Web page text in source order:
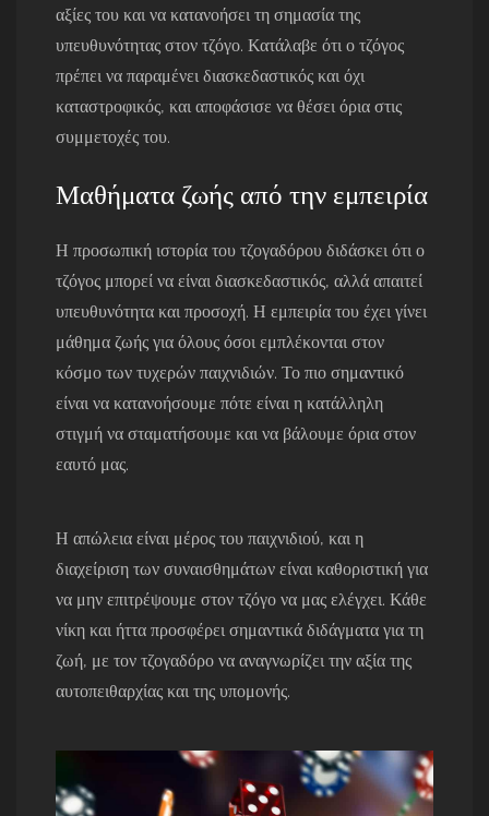
αξίες του και να κατανοήσει τη σημασία της
υπευθυνότητας στον τζόγο. Κατάλαβε ότι ο τζόγος
πρέπει να παραμένει διασκεδαστικός και όχι
καταστροφικός, και αποφάσισε να θέσει όρια στις
συμμετοχές του.
Μαθήματα ζωής από την εμπειρία
Η προσωπική ιστορία του τζογαδόρου διδάσκει ότι ο
τζόγος μπορεί να είναι διασκεδαστικός, αλλά απαιτεί
υπευθυνότητα και προσοχή. Η εμπειρία του έχει γίνει
μάθημα ζωής για όλους όσοι εμπλέκονται στον
κόσμο των τυχερών παιχνιδιών. Το πιο σημαντικό
είναι να κατανοήσουμε πότε είναι η κατάλληλη
στιγμή να σταματήσουμε και να βάλουμε όρια στον
εαυτό μας.
Η απώλεια είναι μέρος του παιχνιδιού, και η
διαχείριση των συναισθημάτων είναι καθοριστική για
να μην επιτρέψουμε στον τζόγο να μας ελέγχει. Κάθε
νίκη και ήττα προσφέρει σημαντικά διδάγματα για τη
ζωή, με τον τζογαδόρο να αναγνωρίζει την αξία της
αυτοπειθαρχίας και της υπομονής.